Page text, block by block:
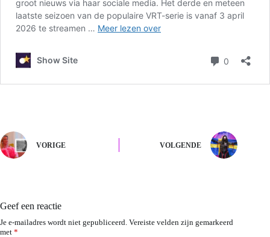
VORIGE VOLGENDE
Geef een reactie
Je e-mailadres wordt niet gepubliceerd. Vereiste velden zijn gemarkeerd
met *